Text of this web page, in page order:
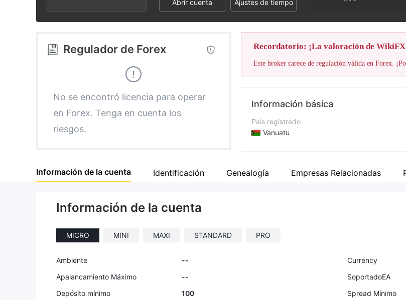
2
3
5
6
7
8
9
99
Abrir cuenta Ajustes de tiempo
Regulador de Forex
No se encontró licencia para operar
en Forex. Tenga en cuenta los
riesgos.
Recordatorio: ¡La valoración de WikiFX
Este broker carece de regulación válida en Forex.
Información básica
País registrado
Vanuatu
Empresa
Información de la cuenta Identificación Genealogía Empresas Relacionadas
Información de la cuenta
MICRO MINI MAXI STANDARD PRO
Ambiente -- Currency
Apalancamiento Máximo
--
SoportadoEA
Depósito mínimo
100 Spread Mínimo